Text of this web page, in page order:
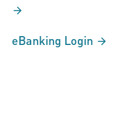
eBanking Login